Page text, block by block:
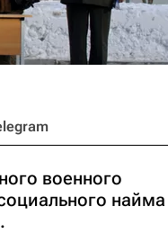
военного
найма